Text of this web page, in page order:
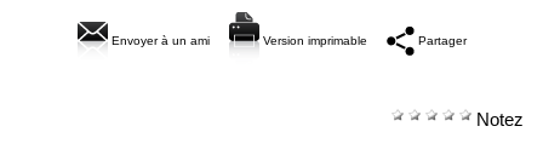
Envoyer à un ami Version imprimable Partager
Notez